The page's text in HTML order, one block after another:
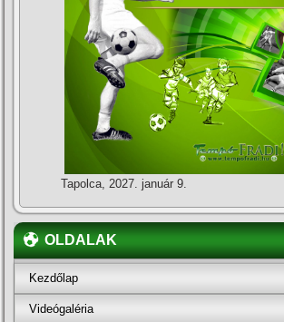
Tapolca, 2027. január 9.
OLDALAK
Kezdőlap
Videógaléria